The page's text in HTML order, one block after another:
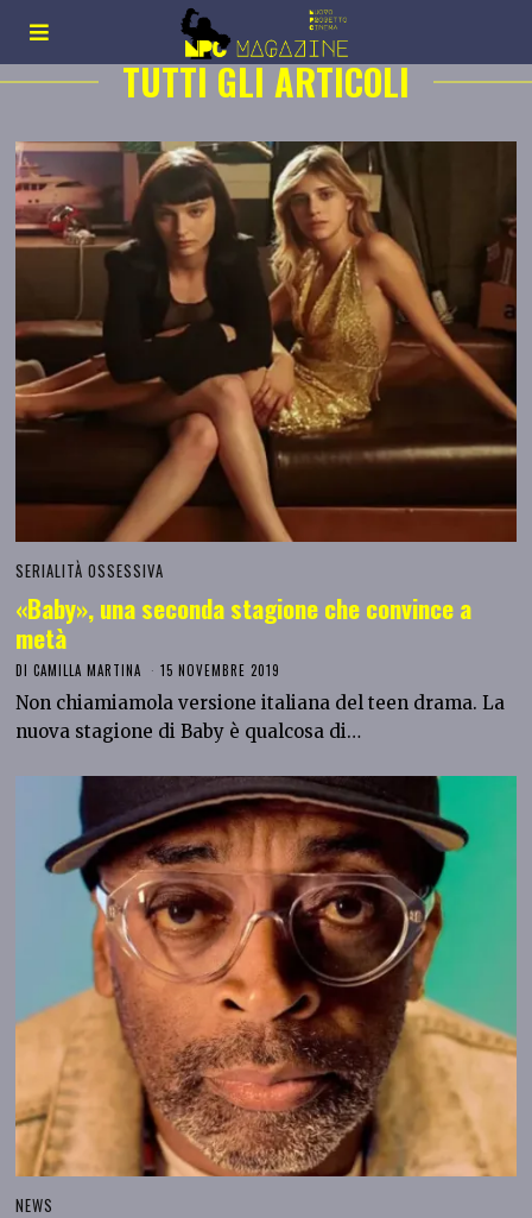
TUTTI GLI ARTICOLI
SERIALITÀ OSSESSIVA
«Baby», una seconda stagione che convince a
metà
DICAMILLA MARTINA 15 NOVEMBRE 2019
Non chiamiamola versione italiana del teen drama. La
nuova stagione di Baby è qualcosa di…
NEWS